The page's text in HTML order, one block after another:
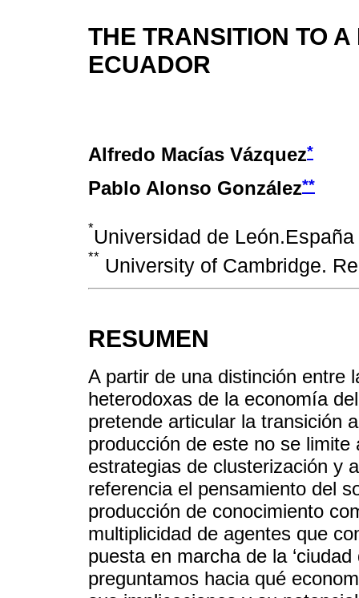
THE TRANSITION TO
ECUADOR
Alfredo Macías Vázquez*
Pablo Alonso González**
*Universidad de
** University of Cambridge.
RESUMEN
A partir de una distinción entre
heterodoxas de la economía
pretende articular la transición
producción de este no se
estrategias de clusterización y
referencia el pensamiento del
producción de conocimiento
multiplicidad de agentes que
puesta en marcha de la ‘ciudad
preguntamos hacia qué